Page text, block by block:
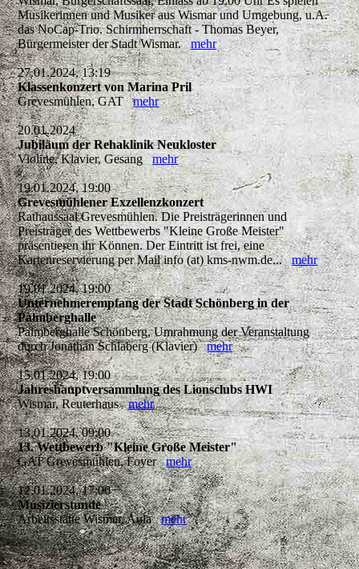
Musikerinnen und Musiker aus Wismar und Umgebung, u.A.
das NoCap-Trio. Schirmherrschaft - Thomas Beyer,
Bürgermeister der Stadt Wismar.mehr
27.01.2024, 13:19
Klassenkonzert von Marina Pril
Grevesmühlen, GATmehr
20.01.2024
Jubiläum der Rehaklinik Neukloster
Violine, Klavier, Gesangmehr
19.01.2024, 19:00
Grevesmühlener Exzellenzkonzert
Rathaussaal Grevesmühlen. Die Preisträgerinnen und
Preisträger des Wettbewerbs "Kleine Große Meister"
präsentieren ihr Können. Der Eintritt ist frei, eine
Kartenreservierung per Mail info (at) kms-nwm.de...mehr
19.01.2024, 19:00
Unternehmerempfang der Stadt Schönberg in der
Palmberghalle
Palmberghalle Schönberg, Umrahmung der Veranstaltung
durch Jonathan Schlaberg (Klavier)mehr
15.01.2024, 19:00
Jahreshauptversammlung des Lionsclubs HWI
Wismar, Reuterhausmehr
13.01.2024, 09:00
13. Wettbewerb "Kleine Große Meister"
GAT Grevesmühlen, Foyermehr
12.01.2024, 17:00
Musizierstunde
Arbeitsstätte Wismar, Aulamehr